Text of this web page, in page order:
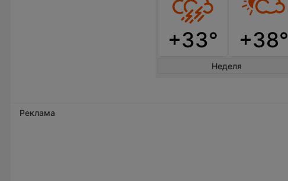
+33° +38°
Неделя
Реклама